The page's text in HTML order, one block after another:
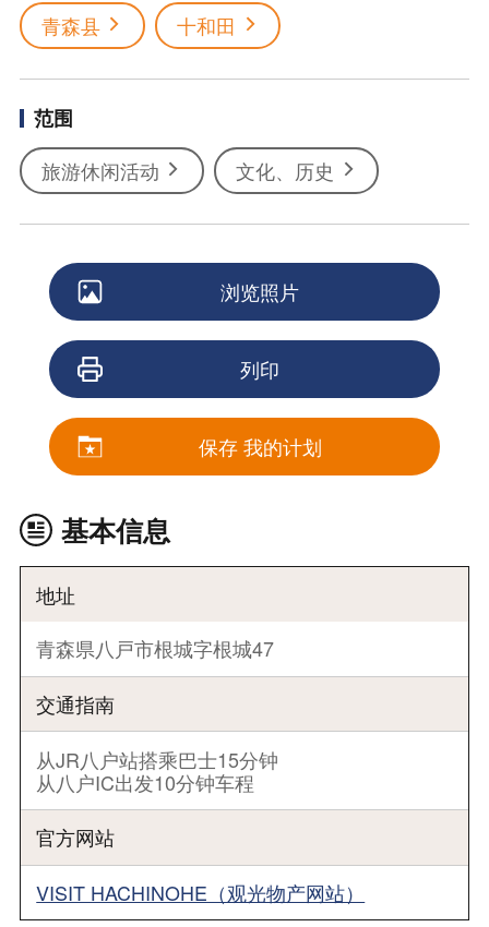
青森县
十和田
范围
旅游休闲活动
文化、历史
浏览照片
列印
保存 我的计划
基本信息
地址
青森県八戸市根城字根城47
交通指南
从JR八户站搭乘巴士15分钟
从八户IC出发10分钟车程
官方网站
VISIT HACHINOHE（观光物产网站）